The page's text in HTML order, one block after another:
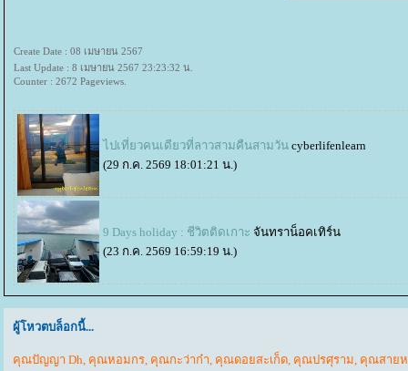
Create Date : 08 เมษายน 2567
Last Update : 8 เมษายน 2567 23:23:32 น.
Counter : 2672 Pageviews.
ไปเที่ยวคนเดียวที่ลาวสามคืนสามวัน cyberlifenlearn
(29 ก.ค. 2569 18:01:21 น.)
9 Days holiday : ชีวิตติดเกาะ จันทราน็อคเทิร์น
(23 ก.ค. 2569 16:59:19 น.)
ผู้โหวตบล็อกนี้...
คุณปัญญา Dh, คุณหอมกร, คุณกะว่าก๋า, คุณดอยสะเก็ด, คุณปรศุราม, คุณสาย